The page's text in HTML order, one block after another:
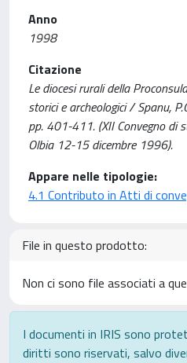
Anno
1998
Citazione
Le diocesi rurali della
storici e archeologici / Spanu,
pp. 401-411. (XII Convegno di
Olbia 12-15 dicembre 1996).
Appare nelle tipologie:
4.1 Contributo in Atti di
File in questo prodotto:
Non ci sono file associati a
I documenti in IRIS sono
diritti sono riservati, salvo